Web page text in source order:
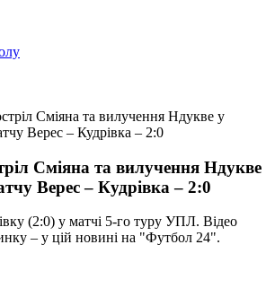
Сміяна та вилучення Ндукве у
Верес – Кудрівка – 2:0
Сміяна та вилучення Ндукве
Верес – Кудрівка – 2:0
(2:0) у матчі 5-го туру УПЛ. Відео
– у цій новині на "Футбол 24".